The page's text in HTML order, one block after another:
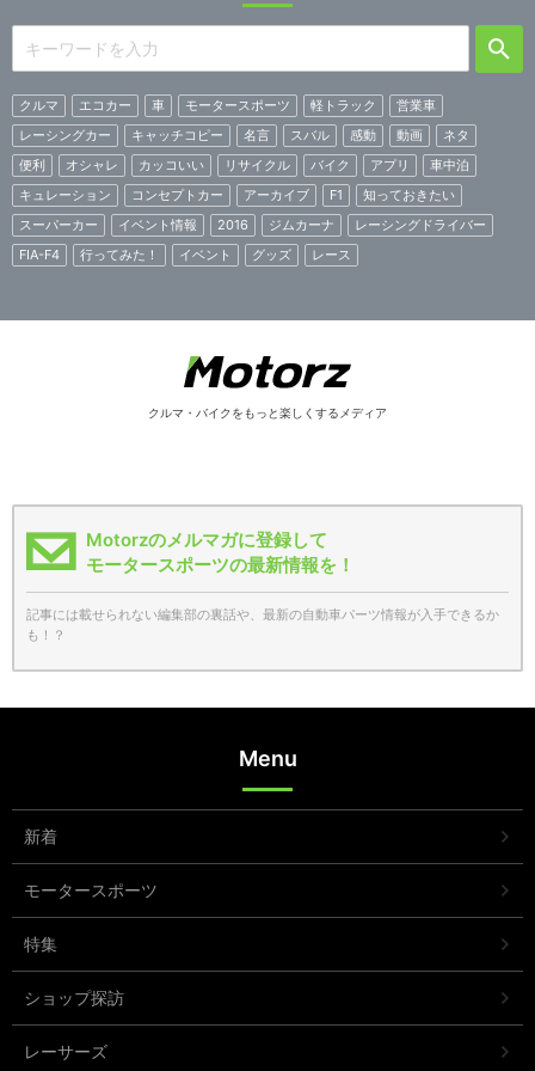
クルマ エコカー 車 モータースポーツ 軽トラック
営業車
レーシングカー
キャッチコピー 名言 スバル 感動 動画
ネタ
便利
オシャレ カッコいい リサイクル バイク アプリ
車中泊
キュレーション
コンセプトカー アーカイブ F1
知っておきたい
スーパーカー
イベント情報 2016 ジムカーナ
レーシングドライバー
FIA-F4
行ってみた！ イベント グッズ レース
クルマ・バイクをもっと楽しくするメディア
Motorzのメルマガに登録して
モータースポーツの最新情報を！
記事には載せられない編集部の裏話や、最新の自動車パーツ情報が入手できるか
も！？
Menu
新着
モータースポーツ
特集
ショップ探訪
レーサーズ